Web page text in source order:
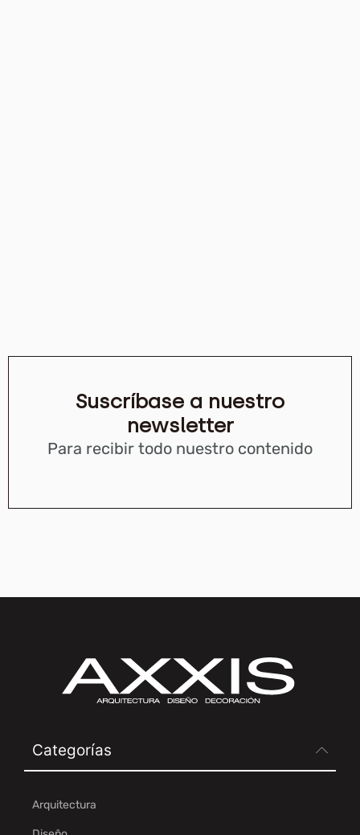
Suscríbase a nuestro
newsletter
Para recibir todo nuestro contenido
Categorías
Arquitectura